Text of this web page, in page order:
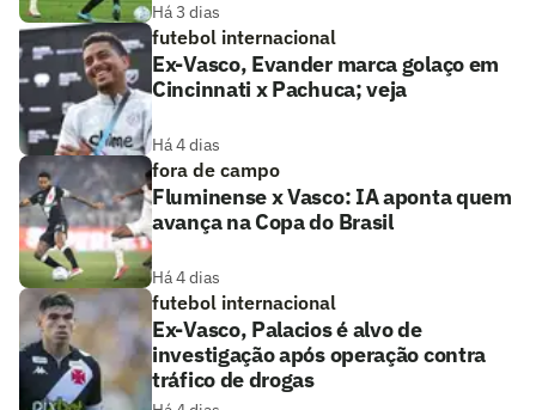
Há 3 dias
futebol internacional
Ex-Vasco, Evander marca golaço em
Cincinnati x Pachuca; veja
Há 4 dias
fora de campo
Fluminense x Vasco: IA aponta quem
avança na Copa do Brasil
Há 4 dias
futebol internacional
Ex-Vasco, Palacios é alvo de
investigação após operação contra
tráfico de drogas